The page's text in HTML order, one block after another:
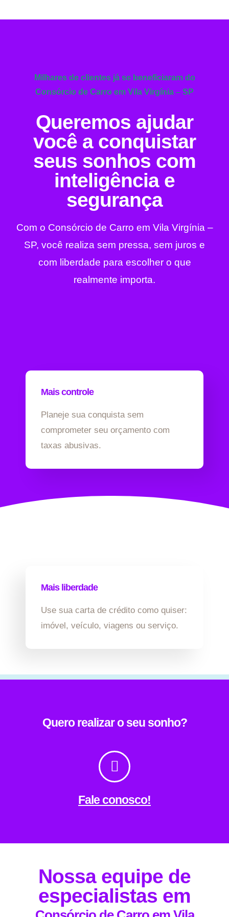
Milhares de clientes já se beneficiaram do
Consórcio de Carro em Vila Virgínia – SP
Queremos ajudar
você a conquistar
seus sonhos com
inteligência e
segurança
Com o Consórcio de Carro em Vila Virgínia –
SP, você realiza sem pressa, sem juros e
com liberdade para escolher o que
realmente importa.
Mais controle
Planeje sua conquista sem
comprometer seu orçamento com
taxas abusivas.
Mais liberdade
Use sua carta de crédito como quiser:
imóvel, veículo, viagens ou serviço.
Quero realizar o seu sonho?
Fale conosco!
Nossa equipe de
especialistas em